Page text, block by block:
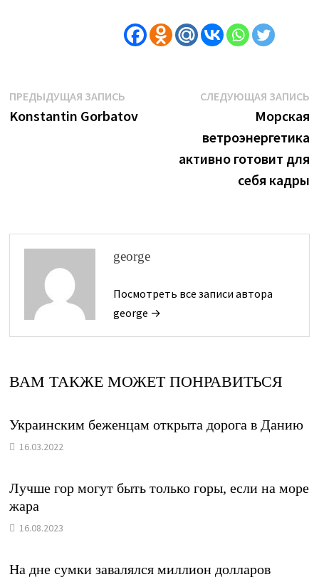
Навигация
по
ПРЕДЫДУЩАЯ ЗАПИСЬПредыдущая
запись:
Konstantin Gorbatov
СЛЕДУЮЩАЯ ЗАПИСЬ
Морская
ветроэнергетика
активно готовит для
себя кадры
george
Посмотреть все записи автора
george →
ВАМ ТАКЖЕ МОЖЕТ ПОНРАВИТЬСЯ
Украинским беженцам открыта дорога в Данию
16.03.2022
Лучше гор могут быть только горы, если на море
жара
16.08.2023
На дне сумки завалялся миллион долларов